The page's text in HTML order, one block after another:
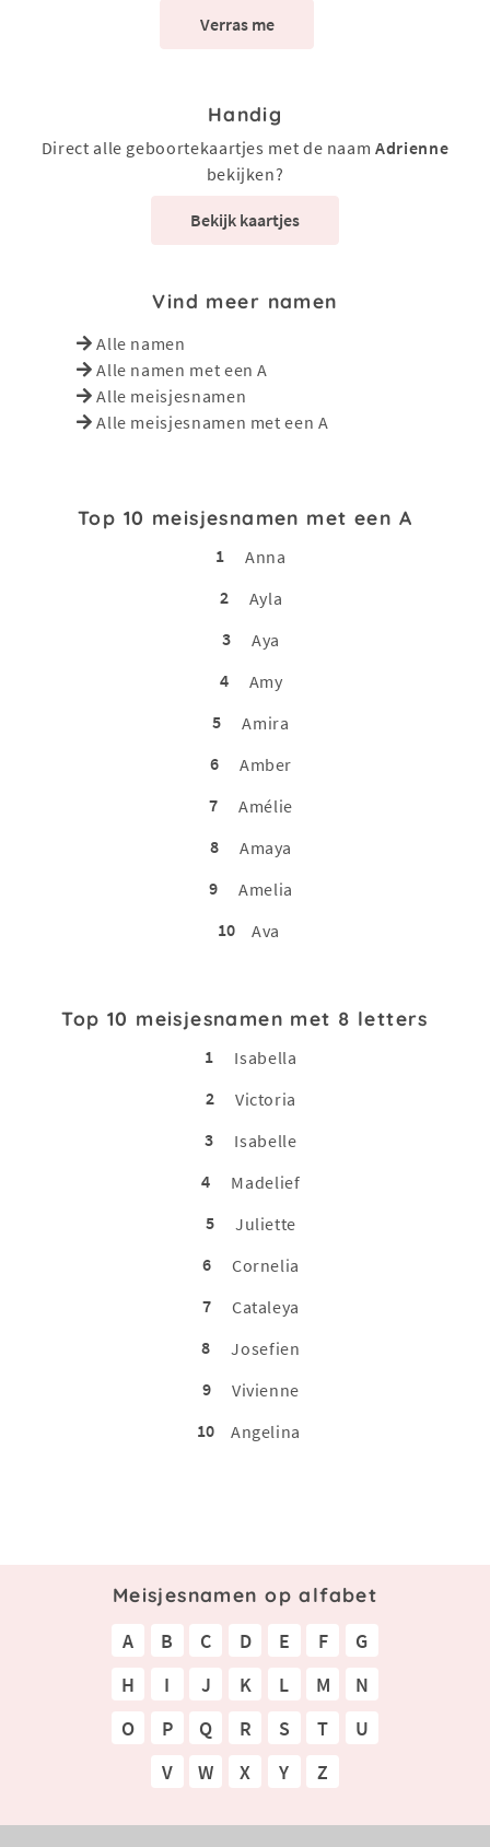
Verras me
Handig
Direct alle geboortekaartjes met de naamAdrienne
bekijken?
Bekijk kaartjes
Vind meer namen
Alle namen
Alle namen met een A
Alle meisjesnamen
Alle meisjesnamen met een A
Top 10 meisjesnamen met een A
1
Anna
2
Ayla
3
Aya
4
Amy
5
Amira
6
Amber
7
Amélie
8
Amaya
9
Amelia
10
Ava
Top 10 meisjesnamen met 8 letters
1
Isabella
2
Victoria
3
Isabelle
4
Madelief
5
Juliette
6
Cornelia
7
Cataleya
8
Josefien
9
Vivienne
10
Angelina
Meisjesnamen op alfabet
A B C D E F
G
H
I J K L M
N
O
P Q R S T
U
V
W X Y Z